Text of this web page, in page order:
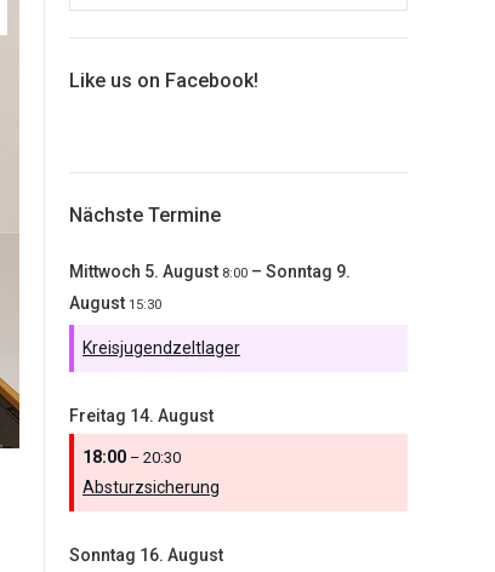
Like us on Facebook!
Nächste Termine
Mittwoch 5. August 8:00 – Sonntag 9.
August 15:30
Kreisjugendzeltlager
Freitag 14. August
18:00 – 20:30
Absturzsicherung
Sonntag 16. August